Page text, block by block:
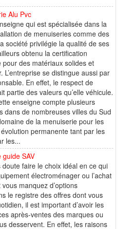
Alu Pvc
qui est spécialisée dans la
de menuiseries comme des
société privilégie la qualité de ses
obtenu la certification
pour des matériaux solides et
L’entreprise se distingue aussi par
En effet, le respect de
partie des valeurs qu’elle véhicule.
enseigne compte plusieurs
dans de nombreuses villes du Sud
de la menuiserie pour les
permanente tant par les
les...
SAV
doute faire le choix idéal en ce qui
électroménager ou l’achat
manquez d’options
le registre des offres dont vous
il est important d’avoir les
après-ventes des marques ou
desservent. En effet, les raisons